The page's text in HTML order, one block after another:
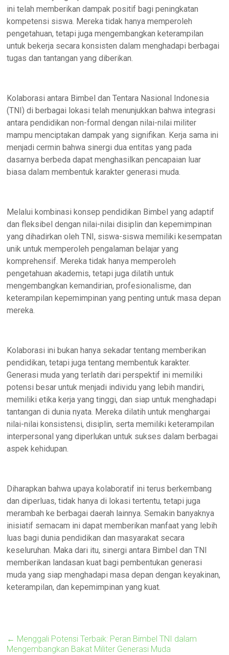
ini telah memberikan dampak positif bagi peningkatan
kompetensi siswa. Mereka tidak hanya memperoleh
pengetahuan, tetapi juga mengembangkan keterampilan
untuk bekerja secara konsisten dalam menghadapi berbagai
tugas dan tantangan yang diberikan.
Kolaborasi antara Bimbel dan Tentara Nasional Indonesia
(TNI) di berbagai lokasi telah menunjukkan bahwa integrasi
antara pendidikan non-formal dengan nilai-nilai militer
mampu menciptakan dampak yang signifikan. Kerja sama ini
menjadi cermin bahwa sinergi dua entitas yang pada
dasarnya berbeda dapat menghasilkan pencapaian luar
biasa dalam membentuk karakter generasi muda.
Melalui kombinasi konsep pendidikan Bimbel yang adaptif
dan fleksibel dengan nilai-nilai disiplin dan kepemimpinan
yang dihadirkan oleh TNI, siswa-siswa memiliki kesempatan
unik untuk memperoleh pengalaman belajar yang
komprehensif. Mereka tidak hanya memperoleh
pengetahuan akademis, tetapi juga dilatih untuk
mengembangkan kemandirian, profesionalisme, dan
keterampilan kepemimpinan yang penting untuk masa depan
mereka.
Kolaborasi ini bukan hanya sekadar tentang memberikan
pendidikan, tetapi juga tentang membentuk karakter.
Generasi muda yang terlatih dari perspektif ini memiliki
potensi besar untuk menjadi individu yang lebih mandiri,
memiliki etika kerja yang tinggi, dan siap untuk menghadapi
tantangan di dunia nyata. Mereka dilatih untuk menghargai
nilai-nilai konsistensi, disiplin, serta memiliki keterampilan
interpersonal yang diperlukan untuk sukses dalam berbagai
aspek kehidupan.
Diharapkan bahwa upaya kolaboratif ini terus berkembang
dan diperluas, tidak hanya di lokasi tertentu, tetapi juga
merambah ke berbagai daerah lainnya. Semakin banyaknya
inisiatif semacam ini dapat memberikan manfaat yang lebih
luas bagi dunia pendidikan dan masyarakat secara
keseluruhan. Maka dari itu, sinergi antara Bimbel dan TNI
memberikan landasan kuat bagi pembentukan generasi
muda yang siap menghadapi masa depan dengan keyakinan,
keterampilan, dan kepemimpinan yang kuat.
← Menggali Potensi Terbaik: Peran Bimbel TNI dalam
Mengembangkan Bakat Militer Generasi Muda